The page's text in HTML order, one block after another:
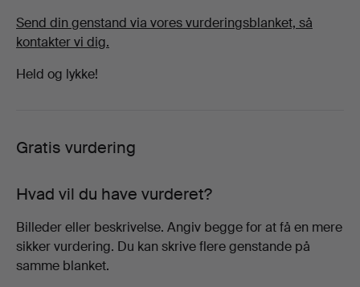
Send din genstand via vores vurderingsblanket, så
kontakter vi dig.
Held og lykke!
Gratis vurdering
Hvad vil du have vurderet?
Billeder eller beskrivelse. Angiv begge for at få en mere
sikker vurdering. Du kan skrive flere genstande på
samme blanket.